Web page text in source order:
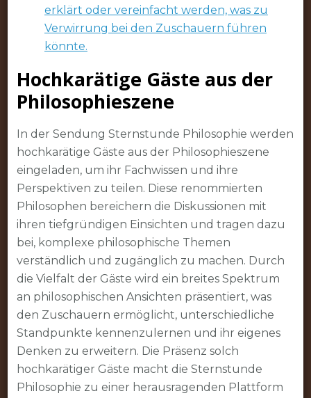
erklärt oder vereinfacht werden, was zu
Verwirrung bei den Zuschauern führen
könnte.
Hochkarätige Gäste aus der
Philosophieszene
In der Sendung Sternstunde Philosophie werden
hochkarätige Gäste aus der Philosophieszene
eingeladen, um ihr Fachwissen und ihre
Perspektiven zu teilen. Diese renommierten
Philosophen bereichern die Diskussionen mit
ihren tiefgründigen Einsichten und tragen dazu
bei, komplexe philosophische Themen
verständlich und zugänglich zu machen. Durch
die Vielfalt der Gäste wird ein breites Spektrum
an philosophischen Ansichten präsentiert, was
den Zuschauern ermöglicht, unterschiedliche
Standpunkte kennenzulernen und ihr eigenes
Denken zu erweitern. Die Präsenz solch
hochkarätiger Gäste macht die Sternstunde
Philosophie zu einer herausragenden Plattform